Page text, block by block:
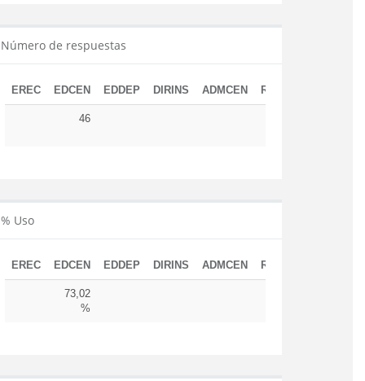
Número de respuestas
EREC EDCEN EDDEP DIRINS ADMCEN RESUD
46
% Uso
EREC EDCEN EDDEP DIRINS ADMCEN RESUD
73,02
%